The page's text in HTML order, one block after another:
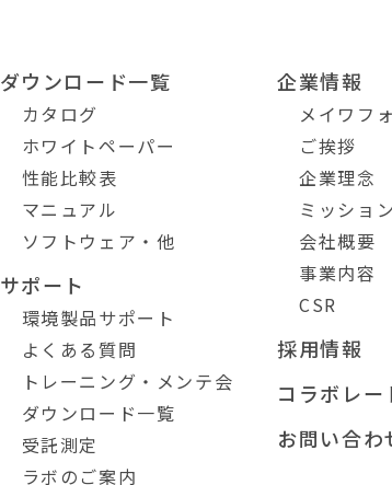
ダウンロード一覧
カタログ
ホワイトペーパー
性能比較表
マニュアル
ソフトウェア・他
サポート
環境製品サポート
よくある質問
トレーニング・メンテ会
ダウンロード一覧
受託測定
ラボのご案内
企業情報
メイワフ
ご挨拶
企業理念
ミッショ
会社概要
事業内容
CSR
採用情報
コラボレー
お問い合わ